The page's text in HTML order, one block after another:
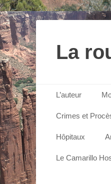
La
Menu
contenu
L’auteur
Crimes et
Hôpitaux
Le Camarillo